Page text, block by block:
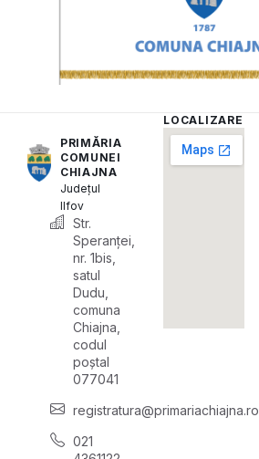
PRIMĂRIA
COMUNEI
CHIAJNA
Județul
Ilfov
Str.
Speranței,
nr. 1bis,
satul
Dudu,
comuna
Chiajna,
codul
poștal
077041
registratura@primariachiajna.ro
021
LOCALIZARE